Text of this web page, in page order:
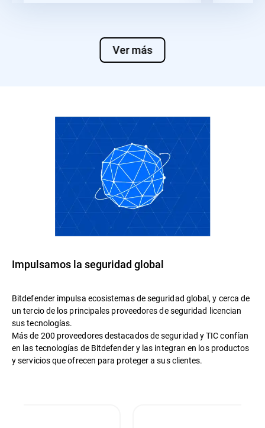
Ver más
Impulsamos la seguridad global
Bitdefender impulsa ecosistemas de seguridad global, y cerca de
un tercio de los principales proveedores de seguridad licencian
sus tecnologías.
Más de 200 proveedores destacados de seguridad y TIC confían
en las tecnologías de Bitdefender y las integran en los productos
y servicios que ofrecen para proteger a sus clientes.